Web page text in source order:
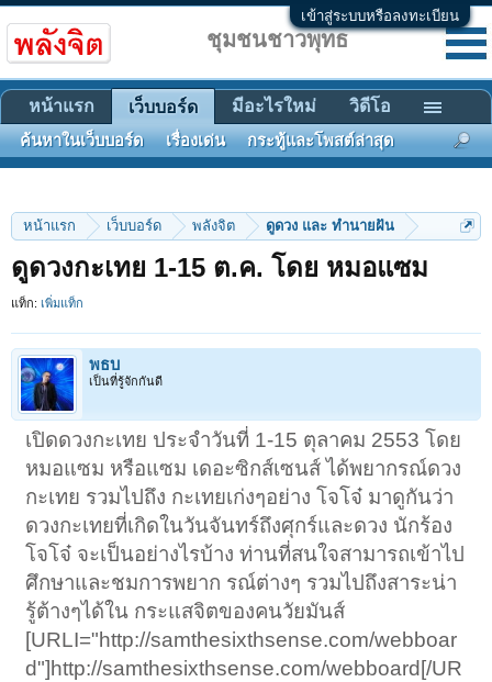
เข้าสู่ระบบหรือลงทะเบียน
หน้าแรก เว็บบอร์ด พลังจิต ดูดวง และ ทำนายฝัน
ดูดวงกะเทย 1-15 ต.ค. โดย หมอแซม
แท็ก: เพิ่มแท็ก
พธบ
เป็นที่รู้จักกันดี
เปิดดวงกะเทย ประจำวันที่ 1-15 ตุลาคม 2553 โดย
หมอแซม หรือแซม เดอะซิกส์เซนส์ ได้พยากรณ์ดวง
กะเทย รวมไปถึง กะเทยเก่งๆอย่าง โจโจ๋ มาดูกันว่า
ดวงกะเทยที่เกิดในวันจันทร์ถึงศุกร์และดวง นักร้อง
โจโจ๋ จะเป็นอย่างไรบ้าง ท่านที่สนใจสามารถเข้าไป
ศึกษาและชมการพยาก รณ์ต่างๆ รวมไปถึงสาระน่า
รู้ต้างๆได้ใน กระแสจิตของคนวัยมันส์
[URLI="http://samthesixthsense.com/webboar
d"]http://samthesixthsense.com/webboard[/UR
ชุมชนชาวพุทธ
หน้าแรก เว็บบอร์ด
ค้นหาในเว็บบอร์ด เรื่องเด่น กระทู้และโพสต์ล่าสุด
มีอะไรใหม่ วิดีโอ